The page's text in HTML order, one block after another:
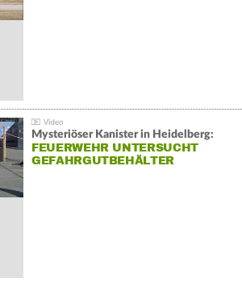
Mysteriöser Kanister in Heidelberg:
FEUERWEHR UNTERSUCHT
GEFAHRGUTBEHÄLTER